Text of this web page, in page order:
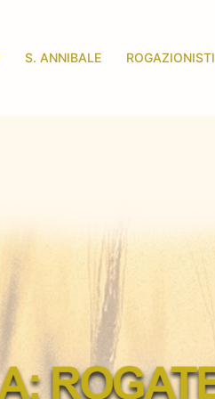
S. ANNIBALE ROGAZIONISTI